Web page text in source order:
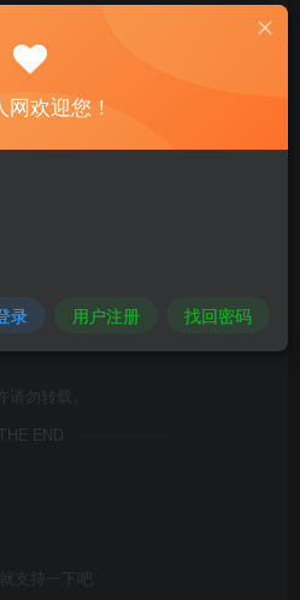
ks.cfg /var/ftp/pub/
media
勿转载。
THE END
就支持一下吧
网欢迎您！
录 用户注册 找回密码